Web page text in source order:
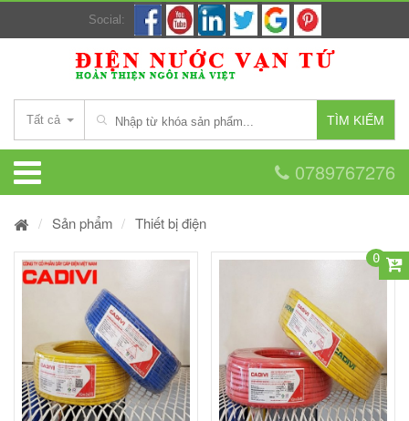
Social:
TÌM KIẾM
Tất cả
0
0789767276
Sản phẩm Thiết bị điện